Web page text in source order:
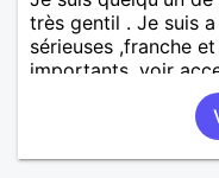
très gentil . Je suis
sérieuses ,franche
importants, voir
son enfant il n y a
personne non
premier temps
personne puis dans